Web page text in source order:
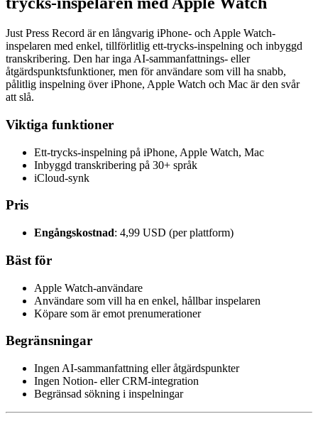
Just Press Record är en långvarig iPhone- och Apple Watch-
inspelaren med enkel, tillförlitlig ett-trycks-inspelning och inbyggd
transkribering. Den har inga AI-sammanfattnings- eller
åtgärdspunktsfunktioner, men för användare som vill ha snabb,
pålitlig inspelning över iPhone, Apple Watch och Mac är den svår
att slå.
Viktiga funktioner
Ett-trycks-inspelning på iPhone, Apple Watch, Mac
Inbyggd transkribering på 30+ språk
iCloud-synk
Pris
Engångskostnad: 4,99 USD (per plattform)
Bäst för
Apple Watch-användare
Användare som vill ha en enkel, hållbar inspelaren
Köpare som är emot prenumerationer
Begränsningar
Ingen AI-sammanfattning eller åtgärdspunkter
Ingen Notion- eller CRM-integration
Begränsad sökning i inspelningar